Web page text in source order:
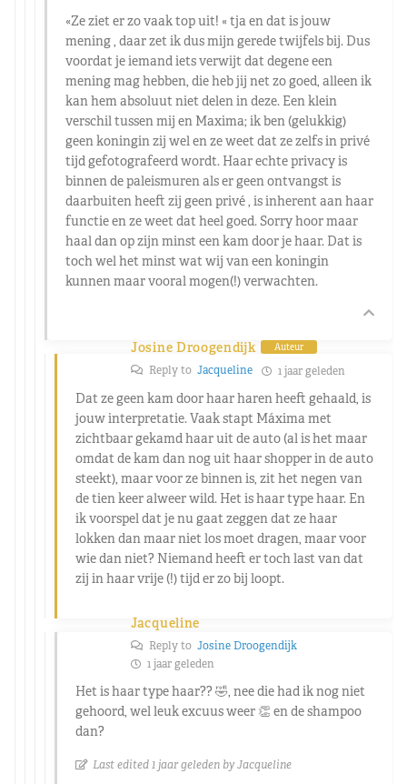
«Ze ziet er zo vaak top uit! « tja en dat is jouw
mening , daar zet ik dus mijn gerede twijfels bij. Dus
voordat je iemand iets verwijt dat degene een
mening mag hebben, die heb jij net zo goed, alleen ik
kan hem absoluut niet delen in deze. Een klein
verschil tussen mij en Maxima; ik ben (gelukkig)
geen koningin zij wel en ze weet dat ze zelfs in privé
tijd gefotografeerd wordt. Haar echte privacy is
binnen de paleismuren als er geen ontvangst is
daarbuiten heeft zij geen privé , is inherent aan haar
functie en ze weet dat heel goed. Sorry hoor maar
haal dan op zijn minst een kam door je haar. Dat is
toch wel het minst wat wij van een koningin
kunnen maar vooral mogen(!) verwachten.
Josine Droogendijk Auteur
Reply to Jacqueline 1 jaar geleden
Dat ze geen kam door haar haren heeft gehaald, is
jouw interpretatie. Vaak stapt Máxima met
zichtbaar gekamd haar uit de auto (al is het maar
omdat de kam dan nog uit haar shopper in de auto
steekt), maar voor ze binnen is, zit het negen van
de tien keer alweer wild. Het is haar type haar. En
ik voorspel dat je nu gaat zeggen dat ze haar
lokken dan maar niet los moet dragen, maar voor
wie dan niet? Niemand heeft er toch last van dat
zij in haar vrije (!) tijd er zo bij loopt.
Jacqueline
Reply to Josine Droogendijk
1 jaar geleden
Het is haar type haar?? 🤣, nee die had ik nog niet
gehoord, wel leuk excuus weer 👏 en de shampoo
dan?
Last edited 1 jaar geleden by Jacqueline